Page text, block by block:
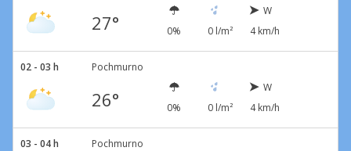
27° 0% 0 l/m²
W
4 km/h
02 - 03 h Pochmurno
26° 0% 0 l/m²
W
4 km/h
03 - 04 h Pochmurno